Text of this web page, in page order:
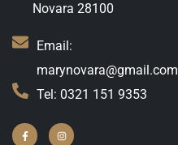
Novara 28100
Email:
marynovara@gmail.com
Tel: 0321 151 9353